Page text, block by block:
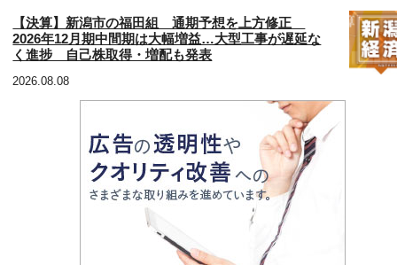
【決算】新潟市の福田組 通期予想を上方修正
2026年12月期中間期は大幅増益…大型工事が遅延な
く進捗 自己株取得・増配も発表
2026.08.08